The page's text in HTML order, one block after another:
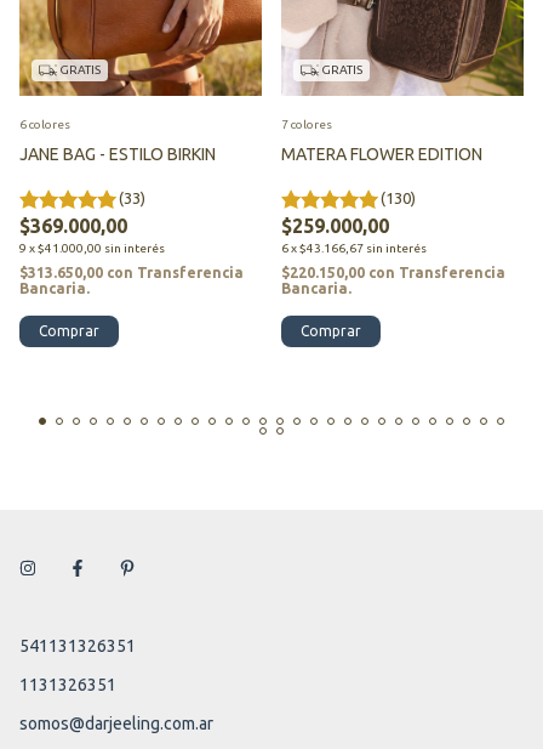
GRATIS
JANE BAG - ESTILO BIRKIN
(33)
$369.000,00
9 x$41.000,00 sin interés
$313.650,00 con Transferencia
Bancaria.
6 colores
Comprar
GRATIS
MATERA FLOWER EDITION
(130)
$259.000,00
6x$43.166,67 sin interés
$220.150,00 con Transferencia
Bancaria.
7 colores
Comprar
541131326351
1131326351
somos@darjeeling.com.ar